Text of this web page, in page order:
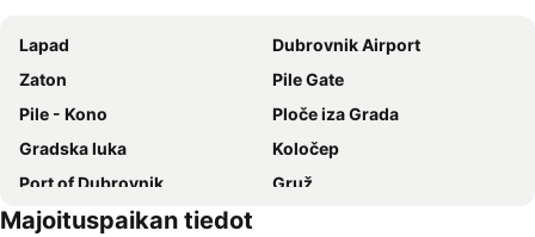
Lapad
Dubrovnik Airport
Zaton
Pile Gate
Pile - Kono
Ploče iza Grada
Gradska luka
Koločep
Port of Dubrovnik
Gruž
Plaža Kupari
Majoituspaikan tiedot